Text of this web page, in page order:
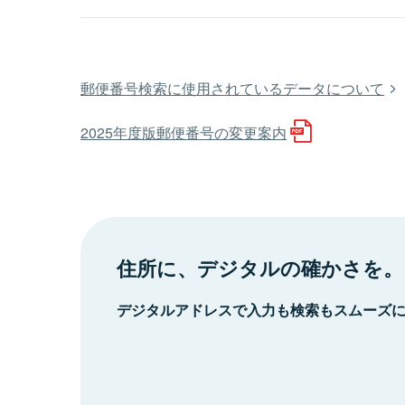
郵便番号検索に使用されているデータについて
2025年度版郵便番号の変更案内
住所に、デジタルの確かさを。
デジタルアドレスで入力も検索もスムーズ